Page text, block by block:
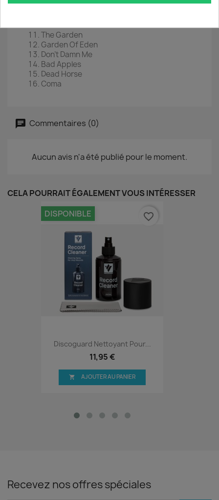
Back Off Bitch
November Rain
The Garden
Garden Of Eden
Don't Damn Me
Bad Apples
Dead Horse
Coma
Commentaires (0)
Aucun avis n'a été publié pour le moment.
CELA POURRAIT ÉGALEMENT VOUS INTÉRESSER
Discoguard Nettoyant Pour...
11,95 €
DISPONIBLE
 AJOUTER AU PANIER
favorite_border
Recevez nos offres spéciales